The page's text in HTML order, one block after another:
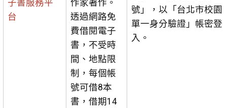
子書服務平
台
作家著作。
透過網路免
費借閱電子
書，不受時
間、地點限
制，每個帳
號可借8本
書，借期14
號」，以「台北市校園
單一身分驗證」帳密登
入。